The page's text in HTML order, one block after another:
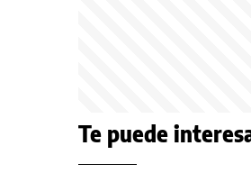
Te puede